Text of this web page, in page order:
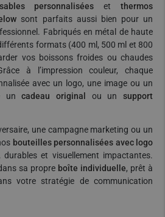
personnalisées etthermos
sont parfaits aussi bien pour un
Fabriqués en métal de haute
formats (400 ml, 500 ml et 800
vos boissons froides ou chaudes
à l’impression couleur, chaque
avec un logo, une image ou un
uncadeau original ou unsupport
une campagne marketing ou un
bouteilles personnalisées avec logo
et visuellement impactantes.
sa propre boîte individuelle, prêt à
votre stratégie de communication